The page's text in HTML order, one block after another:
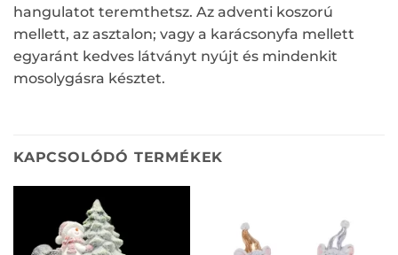
hangulatot teremthetsz. Az adventi koszorú
mellett, az asztalon; vagy a karácsonyfa mellett
egyaránt kedves látványt nyújt és mindenkit
mosolygásra késztet.
KAPCSOLÓDÓ TERMÉKEK